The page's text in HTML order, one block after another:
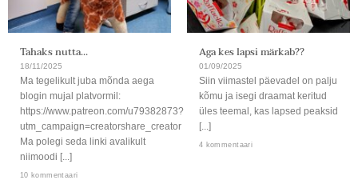
Tahaks nutta…
18/11/2025
Ma tegelikult juba mõnda aega
blogin mujal platvormil:
https://www.patreon.com/u79382873?
utm_campaign=creatorshare_creator
Ma polegi seda linki avalikult
niimoodi [...]
10 kommentaari
Aga kes lapsi märkab??
01/09/2025
Siin viimastel päevadel on palju
kõmu ja isegi draamat keritud
üles teemal, kas lapsed peaksid
[...]
4 kommentaari